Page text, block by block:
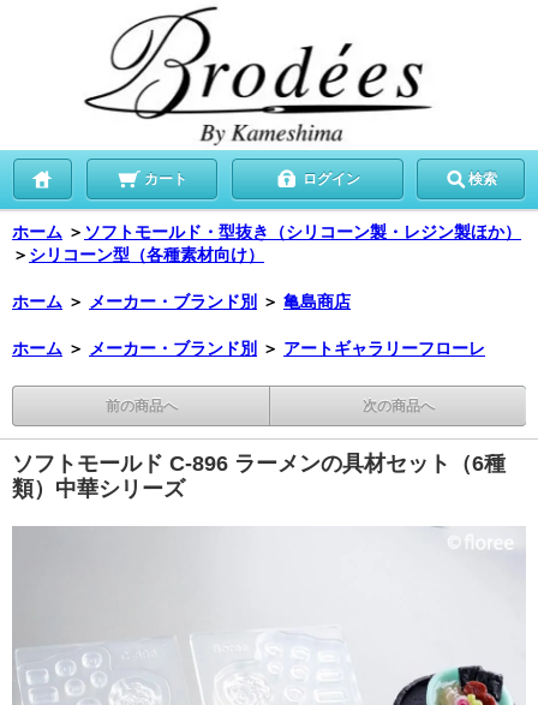
カート ログイン 検索
ホーム ＞ ソフトモールド・型抜き（シリコーン製・レジン製ほか）
＞ シリコーン型（各種素材向け）
ホーム ＞ メーカー・ブランド別 ＞ 亀島商店
ホーム ＞ メーカー・ブランド別 ＞ アートギャラリーフローレ
前の商品へ 次の商品へ
ソフトモールド C-896 ラーメンの具材セット（6種
類）中華シリーズ